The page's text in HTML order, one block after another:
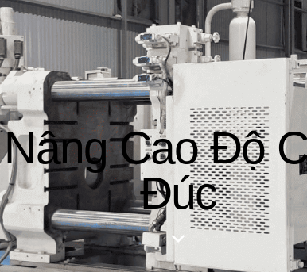
Cao Độ
Đúc